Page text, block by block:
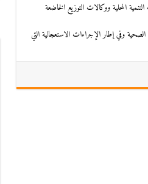
المحلية ووكالات التوزيع الخاضعة
وفي إطار الإجراءات الاستعجالية التي